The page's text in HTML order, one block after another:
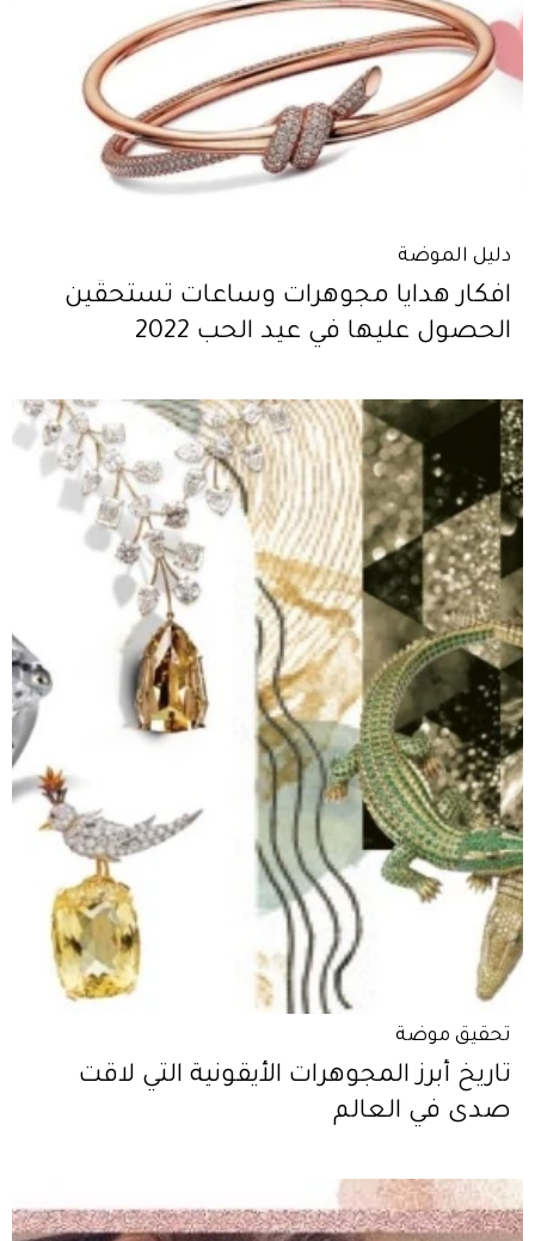
دليل الموضة
افكار هدايا مجوهرات وساعات تستحقّين
الحصول عليها في عيد الحب 2022
تحقيق موضة
تاريخ أبرز المجوهرات الأيقونية التي لاقت
صدى في العالم